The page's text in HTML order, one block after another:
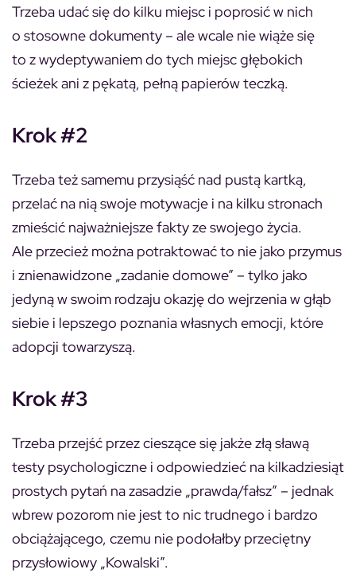
Trzeba udać się do kilku miejsc i poprosić w nich
o stosowne dokumenty – ale wcale nie wiąże się
to z wydeptywaniem do tych miejsc głębokich
ścieżek ani z pękatą, pełną papierów teczką.
Krok #2
Trzeba też samemu przysiąść nad pustą kartką,
przelać na nią swoje motywacje i na kilku stronach
zmieścić najważniejsze fakty ze swojego życia.
Ale przecież można potraktować to nie jako przymus
i znienawidzone „zadanie domowe” – tylko jako
jedyną w swoim rodzaju okazję do wejrzenia w głąb
siebie i lepszego poznania własnych emocji, które
adopcji towarzyszą.
Krok #3
Trzeba przejść przez cieszące się jakże złą sławą
testy psychologiczne i odpowiedzieć na kilkadziesiąt
prostych pytań na zasadzie „prawda/fałsz” – jednak
wbrew pozorom nie jest to nic trudnego i bardzo
obciążającego, czemu nie podołałby przeciętny
przysłowiowy „Kowalski”.